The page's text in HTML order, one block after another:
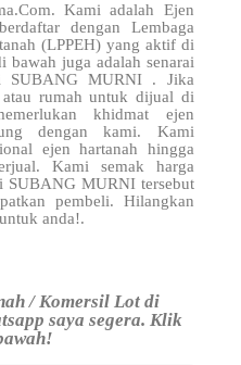
Kami adalah Ejen
dengan Lembaga
(LPPEH) yang aktif di
bawah juga adalah senarai
SUBANG MURNI . Jika
rumah untuk dijual di
khidmat ejen
dengan kami. Kami
ejen hartanah hingga
Kami semak harga
SUBANG MURNI tersebut
pembeli. Hilangkan
anda!.
/ Komersil Lot di
saya segera. Klik